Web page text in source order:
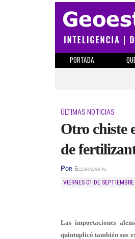
PORTADA
ÚLTIMAS NOTICIAS
Otro chiste
de
Por Elespiadigital
VIERNES 01 DE
Las importaciones
quintuplicó también sus